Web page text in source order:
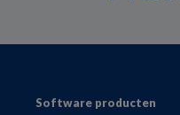
FooterSoftware producten